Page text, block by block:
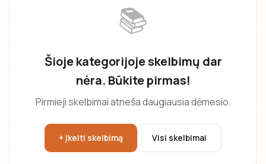
📚
Šioje kategorijoje skelbimų dar
nėra. Būkite pirmas!
Pirmieji skelbimai atneša daugiausia dėmesio.
+ Įkelti skelbimą Visi skelbimai